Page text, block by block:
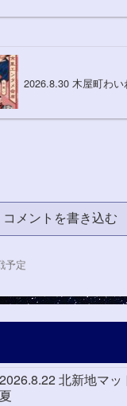
2026.8.30 木屋町わ
コメントを書き込む
予定
2026.8.22 北新地マッ
夏